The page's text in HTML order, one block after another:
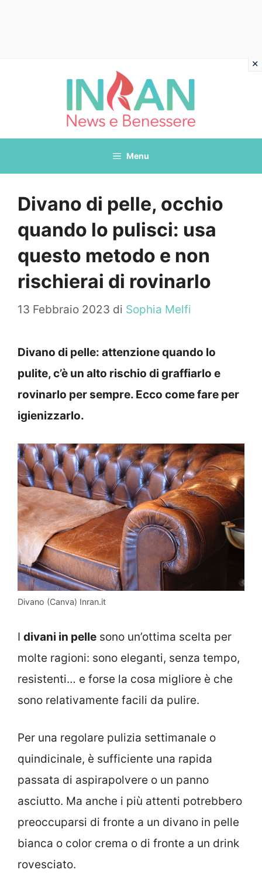
Menu
Divano di pelle, occhio
quando lo pulisci: usa
questo metodo e non
rischierai di rovinarlo
13 Febbraio 2023 di Sophia Melfi
Divano di pelle: attenzione quando lo
pulite, c’è un alto rischio di graffiarlo e
rovinarlo per sempre. Ecco come fare per
igienizzarlo.
Divano (Canva) Inran.it
I divani in pelle sono un’ottima scelta per
molte ragioni: sono eleganti, senza tempo,
resistenti… e forse la cosa migliore è che
sono relativamente facili da pulire.
Per una regolare pulizia settimanale o
quindicinale, è sufficiente una rapida
passata di aspirapolvere o un panno
asciutto. Ma anche i più attenti potrebbero
preoccuparsi di fronte a un divano in pelle
bianca o color crema o di fronte a un drink
rovesciato.